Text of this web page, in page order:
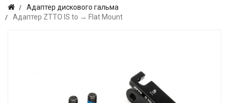
Адаптер дискового гальма
Адаптер ZTTO IS to → Flat Mount